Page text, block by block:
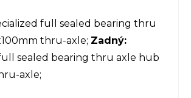
full sealed bearing thru
thru-axle; Zadný:
sealed bearing thru axle hub
axle;